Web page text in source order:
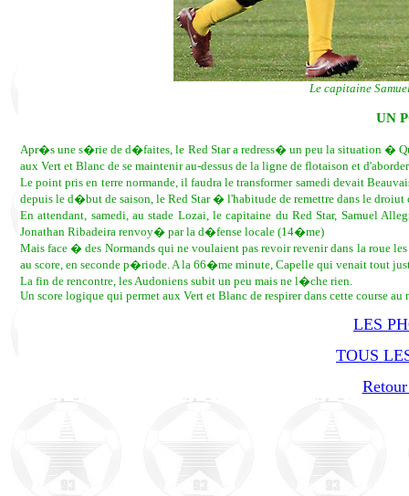
Le capitaine
UN
Apr�s une s�rie de d�faites, le Red Star a redress� un peu la situation �
aux Vert et Blanc de se maintenir au-dessus de la ligne de flotaison et
Le point pris en terre normande, il faudra le transformer samedi devait
depuis le d�but de saison, le Red Star � l'habitude de remettre dans le
En attendant, samedi, au stade Lozai, le capitaine du Red Star, Samuel
Jonathan Ribadeira renvoy� par la d�fense locale (14�me)
Mais face � des Normands qui ne voulaient pas revoir revenir dans la roue
au score, en seconde p�riode. A la 66�me minute, Capelle qui venait tout
La fin de rencontre, les Audoniens subit un peu mais ne l�che rien.
Un score logique qui permet aux Vert et Blanc de respirer dans cette course au
LES
TOUS